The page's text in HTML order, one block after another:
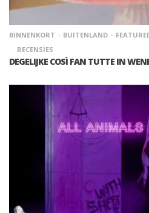
BINNENKORT BUITENLAND
RECENSIES
DEGELIJKE COSÌ FAN TUTTE IN